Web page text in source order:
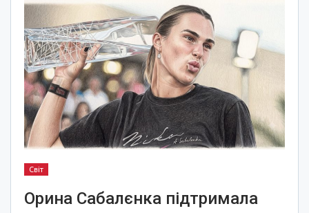
Світ
Орина Сабалєнка підтримала